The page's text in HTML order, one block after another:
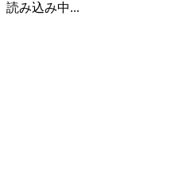
読み込み中...